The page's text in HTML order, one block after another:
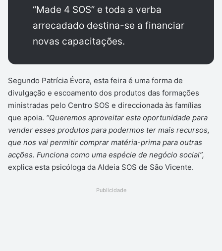
“Made 4 SOS” e toda a verba
arrecadado destina-se a financiar
novas capacitações.
Segundo Patrícia Évora, esta feira é uma forma de
divulgação e escoamento dos produtos das formações
ministradas pelo Centro SOS e direccionada às famílias
que apoia. “Queremos aproveitar esta oportunidade para
vender esses produtos para podermos ter mais recursos,
que nos vai permitir comprar matéria-prima para outras
acções. Funciona como uma espécie de negócio social”,
explica esta psicóloga da Aldeia SOS de São Vicente.
Publicidade